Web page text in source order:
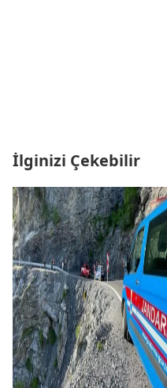
İlginizi Çekebilir